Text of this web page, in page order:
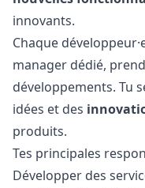
innovants.
Chaque
manager dédié, prend
développements. Tu
idées et des
produits.
Tes principales
Développer des